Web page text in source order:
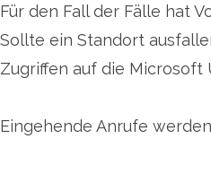
Für den Fall der Fälle hat
Sollte ein Standort
Zugriffen auf die Microsoft
Eingehende Anrufe